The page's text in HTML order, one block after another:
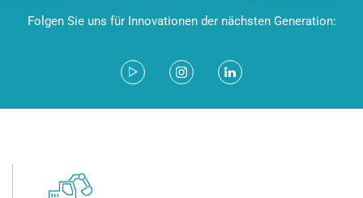
Folgen Sie uns für Innovationen der nächsten Generation: